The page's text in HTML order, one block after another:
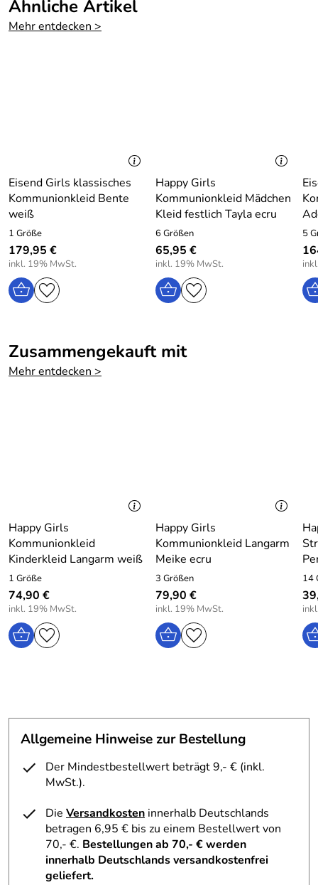
Material: 100% Polyester
Ähnliche Artikel
Mehr entdecken >
Eisend Girls klassisches
Kommunionkleid Bente
weiß
1 Größe
179,95 €
inkl. 19% MwSt.
Happy Girls
Kommunionkleid Mädchen
Kleid festlich Tayla ecru
6 Größen
65,95 €
inkl. 19% MwSt.
5
Zusammengekauft mit
Mehr entdecken >
Happy Girls
Kommunionkleid
Kinderkleid Langarm weiß
1 Größe
74,90 €
inkl. 19% MwSt.
Happy Girls
Kommunionkleid Langarm
Meike ecru
3 Größen
79,90 €
inkl. 19% MwSt.
14
Allgemeine Hinweise zur Bestellung
Der Mindestbestellwert beträgt 9,- € (inkl.
MwSt.).
Die Versandkosten innerhalb Deutschlands
betragen 6,95 € bis zu einem Bestellwert von
70,- €. Bestellungen ab 70,- € werden
innerhalb Deutschlands versandkostenfrei
geliefert.